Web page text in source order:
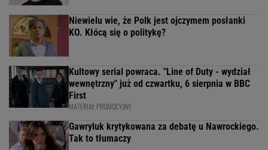
Niewielu wie, że Polk jest ojczymem posłanki
KO. Kłócą się o politykę?
Kultowy serial powraca. "Line of Duty - wydział
wewnętrzny" już od czwartku, 6 sierpnia w BBC
First
MATERIAŁ PROMOCYJNY
Gawryluk krytykowana za debatę u Nawrockiego.
Tak to tłumaczy